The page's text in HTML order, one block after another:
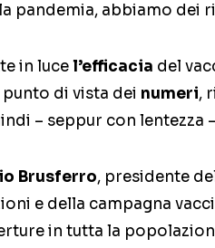
pandemia, abbiamo dei
in lucel’efficacia del
di vista dei numeri,
– seppur con lentezza
Brusferro, presidente
e della campagna
in tutta la